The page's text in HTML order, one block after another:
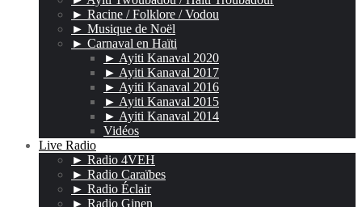
► Racine / Folklore / Vodou
► Musique de Noël
► Carnaval en Haïti
► Ayiti Kanaval 2020
► Ayiti Kanaval 2017
► Ayiti Kanaval 2016
► Ayiti Kanaval 2015
► Ayiti Kanaval 2014
Vidéos
Live Radio
► Radio 4VEH
► Radio Caraïbes
► Radio Éclair
► Radio Ginen